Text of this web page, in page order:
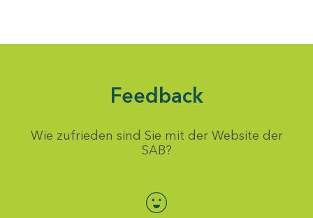
Feedback
Wie zufrieden sind Sie mit der Website der
SAB?
Bewertung auswählen